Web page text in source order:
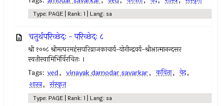
Type: PAGE | Rank: 1 | Lang: sa
चतुर्थपरिच्छेदः - परिच्छेदः ८
श्री १००८ श्रीमत्परमहंसपरिव्राजकाचार्य-योगीन्द्रवर्य-श्रीआत्मानन्दसर
स्वतीस्वामिभिंर्विरचितः ।
Tags: ved, vinayak damodar savarkar, कविता, वेद,
शास्त्र, संस्कृत
Type: PAGE | Rank: 1 | Lang: sa